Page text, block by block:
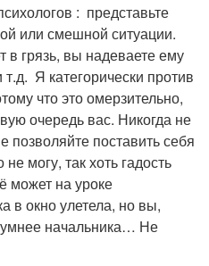
: представьте
или смешной ситуации.
в грязь, вы надеваете ему
Я категорически против
что это омерзительно,
очередь вас. Никогда не
позволяйте поставить себя
могу, так хоть гадость
может на уроке
в окно улетела, но вы,
начальника… Не